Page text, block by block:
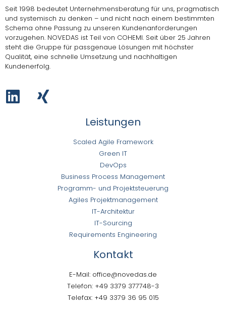
Seit 1998 bedeutet Unternehmensberatung für uns, pragmatisch
und systemisch zu denken – und nicht nach einem bestimmten
Schema ohne Passung zu unseren Kundenanforderungen
vorzugehen. NOVEDAS ist Teil von COHEMI. Seit über 25 Jahren
steht die Gruppe für passgenaue Lösungen mit höchster
Qualität, eine schnelle Umsetzung und nachhaltigen
Kundenerfolg.
Leistungen
Scaled Agile Framework
Green IT
DevOps
Business Process Management
Programm- und Projektsteuerung
Agiles Projektmanagement
IT-Architektur
IT-Sourcing
Requirements Engineering
Kontakt
E-Mail: office@novedas.de
Telefon: +49 3379 377748-3
Telefax: +49 3379 36 95 015